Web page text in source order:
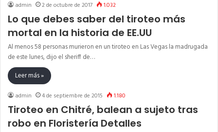
admin 2 de octubre de 2017 1.032
Lo que debes saber del tiroteo más
mortal en la historia de EE.UU
Al menos 58 personas murieron en un tiroteo en Las Vegas la madrugada
de este lunes, dijo el sheriff de…
Leer más »
admin 4 de septiembre de 2015 1.180
Tiroteo en Chitré, balean a sujeto tras
robo en Floristería Detalles